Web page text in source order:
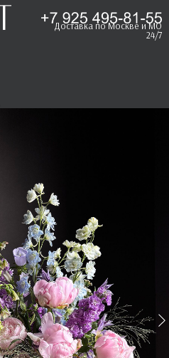
Доставка по Москве и МО
24/7